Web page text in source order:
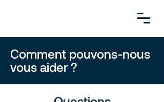
Comment pouvons-nous
vous aider ?